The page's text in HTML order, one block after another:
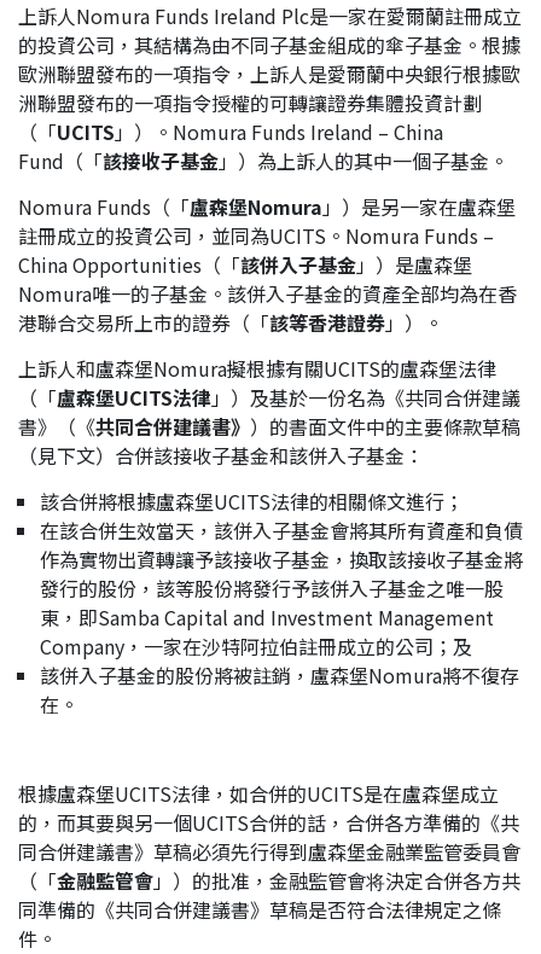
聯絡我們
地點
上訴人Nomura Funds Ireland Plc是一家在愛爾蘭註冊成立
的投資公司，其結構為由不同子基金組成的傘子基金。根據
歐洲聯盟發布的一項指令，上訴人是愛爾蘭中央銀行根據歐
洲聯盟發布的一項指令授權的可轉讓證券集體投資計劃
（「UCITS」）。Nomura Funds Ireland – China
Fund（「該接收子基金」）為上訴人的其中一個子基金。
Nomura Funds（「盧森堡Nomura」）是另一家在盧森堡
註冊成立的投資公司，並同為UCITS。Nomura Funds –
China Opportunities（「該併入子基金」）是盧森堡
Nomura唯一的子基金。該併入子基金的資產全部均為在香
港聯合交易所上市的證券（「該等香港證券」）。
上訴人和盧森堡Nomura擬根據有關UCITS的盧森堡法律
（「盧森堡UCITS法律」）及基於一份名為《共同合併建議
書》（《共同合併建議書》 ）的書面文件中的主要條款草稿
（見下文）合併該接收子基金和該併入子基金：
該合併將根據盧森堡UCITS法律的相關條文進行；
在該合併生效當天，該併入子基金會將其所有資產和負債
作為實物出資轉讓予該接收子基金，換取該接收子基金將
發行的股份，該等股份將發行予該併入子基金之唯一股
東，即Samba Capital and Investment Management
Company，一家在沙特阿拉伯註冊成立的公司；及
該併入子基金的股份將被註銷，盧森堡Nomura將不復存
在。
根據盧森堡UCITS法律，如合併的UCITS是在盧森堡成立
的，而其要與另一個UCITS合併的話，合併各方準備的《共
同合併建議書》草稿必須先行得到盧森堡金融業監管委員會
（「金融監管會」）的批准，金融監管會将決定合併各方共
同準備的《共同合併建議書》草稿是否符合法律規定之條
件。